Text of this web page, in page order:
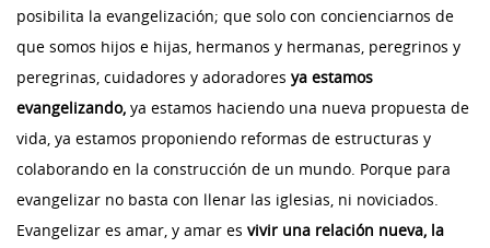
posibilita la evangelización; que solo con concienciarnos de
que somos hijos e hijas, hermanos y hermanas, peregrinos y
peregrinas, cuidadores y adoradores ya estamos
evangelizando, ya estamos haciendo una nueva propuesta de
vida, ya estamos proponiendo reformas de estructuras y
colaborando en la construcción de un mundo. Porque para
evangelizar no basta con llenar las iglesias, ni noviciados.
Evangelizar es amar, y amar es vivir una relación nueva, la